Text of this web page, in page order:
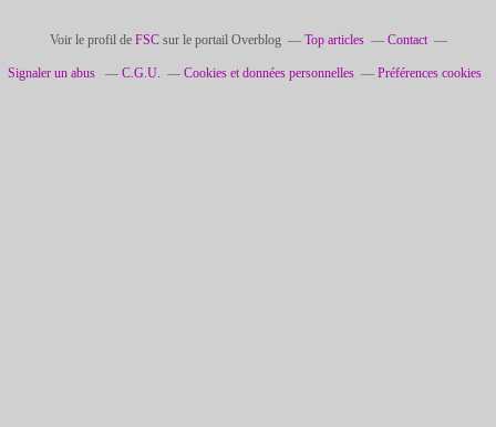
Voir le profil de FSCsur le portail Overblog Top articles Contact
Signaler un abus C.G.U. Cookies et données personnelles Préférences cookies